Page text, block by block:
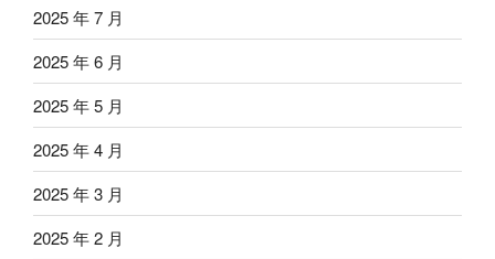
2025 年 7 月
2025 年 6 月
2025 年 5 月
2025 年 4 月
2025 年 3 月
2025 年 2 月